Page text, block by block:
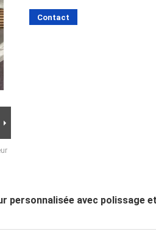
Contact
personnalisée avec polissage